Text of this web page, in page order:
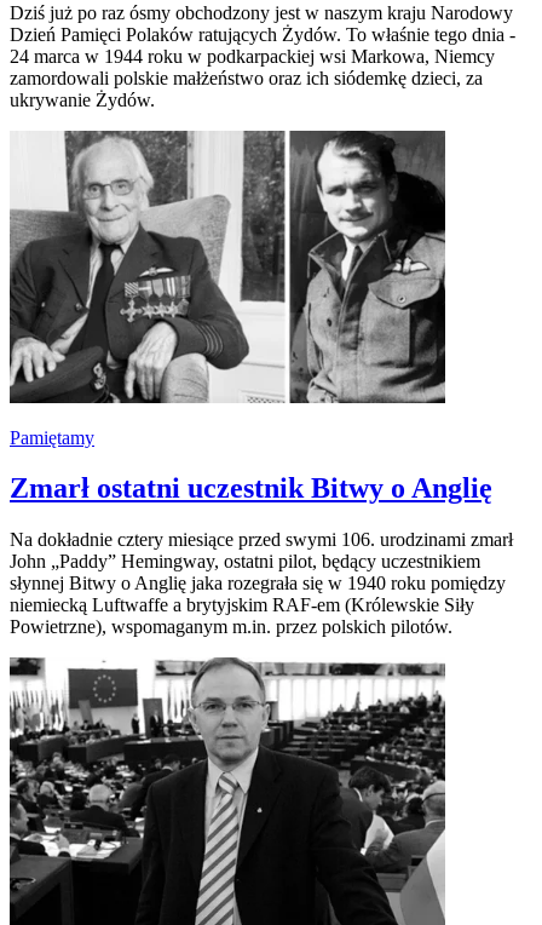
Dziś już po raz ósmy obchodzony jest w naszym kraju Narodowy
Dzień Pamięci Polaków ratujących Żydów. To właśnie tego dnia -
24 marca w 1944 roku w podkarpackiej wsi Markowa, Niemcy
zamordowali polskie małżeństwo oraz ich siódemkę dzieci, za
ukrywanie Żydów.
Pamiętamy
Zmarł ostatni uczestnik Bitwy o Anglię
Na dokładnie cztery miesiące przed swymi 106. urodzinami zmarł
John „Paddy” Hemingway, ostatni pilot, będący uczestnikiem
słynnej Bitwy o Anglię jaka rozegrała się w 1940 roku pomiędzy
niemiecką Luftwaffe a brytyjskim RAF-em (Królewskie Siły
Powietrzne), wspomaganym m.in. przez polskich pilotów.